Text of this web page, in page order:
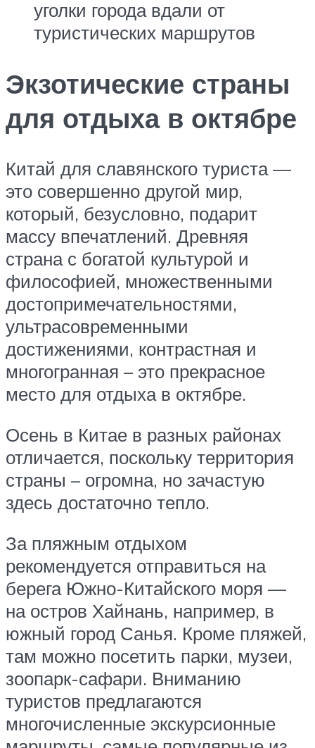
уголки города вдали от
туристических маршрутов
Экзотические страны
для отдыха в октябре
Китай для славянского туриста —
это совершенно другой мир,
который, безусловно, подарит
массу впечатлений. Древняя
страна с богатой культурой и
философией, множественными
достопримечательностями,
ультрасовременными
достижениями, контрастная и
многогранная – это прекрасное
место для отдыха в октябре.
Осень в Китае в разных районах
отличается, поскольку территория
страны – огромна, но зачастую
здесь достаточно тепло.
За пляжным отдыхом
рекомендуется отправиться на
берега Южно-Китайского моря —
на остров Хайнань, например, в
южный город Санья. Кроме пляжей,
там можно посетить парки, музеи,
зоопарк-сафари. Вниманию
туристов предлагаются
многочисленные экскурсионные